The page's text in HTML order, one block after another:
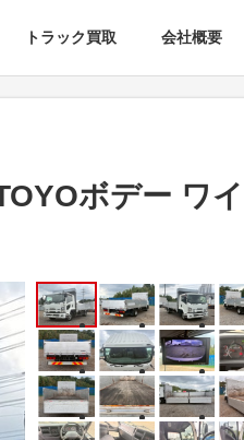
トラック買取 会社概要
ボデー ワ